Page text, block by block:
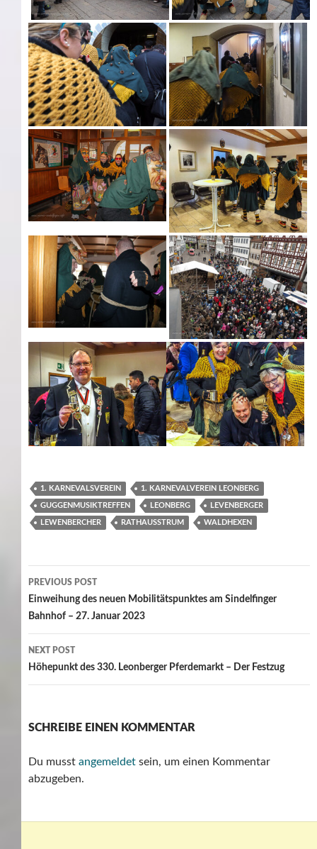
1. KARNEVALSVEREIN 1. KARNEVALVEREIN LEONBERG
GUGGENMUSIKTREFFEN LEONBERG LEVENBERGER
LEWENBERCHER RATHAUSSTRUM WALDHEXEN
Post
navigation
PREVIOUS POST
Einweihung des neuen Mobilitätspunktes am Sindelfinger
Bahnhof – 27. Januar 2023
NEXT POST
Höhepunkt des 330. Leonberger Pferdemarkt – Der Festzug
SCHREIBE EINEN KOMMENTAR
Du musst angemeldet sein, um einen Kommentar
abzugeben.